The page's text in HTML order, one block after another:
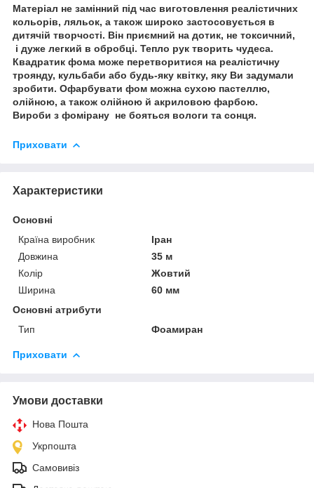
Матеріал не замінний під час виготовлення реалістичних
кольорів, ляльок, а також широко застосовується в
дитячій творчості. Він приємний на дотик, не токсичний,
і дуже легкий в обробці. Тепло рук творить чудеса.
Квадратик фома може перетворитися на реалістичну
троянду, кульбаби або будь-яку квітку, яку Ви задумали
зробити. Офарбувати фом можна сухою пастеллю,
олійною, а також олійною й акриловою фарбою.
Вироби з фомірану не бояться вологи та сонця.
Приховати
Характеристики
Основні
Країна виробник
Іран
Довжина
35 м
Колір
Жовтий
Ширина
60 мм
Основні атрибути
Тип
Фоамиран
Приховати
Умови доставки
Нова Пошта
Укрпошта
Самовивіз